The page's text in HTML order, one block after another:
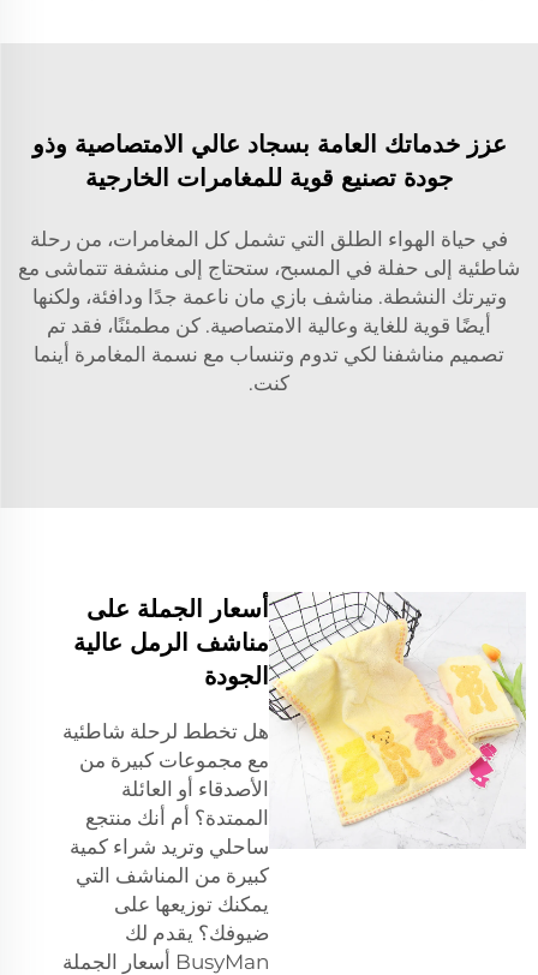
عزز خدماتك العامة بسجاد عالي الامتصاصية وذو
جودة تصنيع قوية للمغامرات الخارجية
في حياة الهواء الطلق التي تشمل كل المغامرات، من رحلة
شاطئية إلى حفلة في المسبح، ستحتاج إلى منشفة تتماشى مع
وتيرتك النشطة. مناشف بازي مان ناعمة جدًا ودافئة، ولكنها
أيضًا قوية للغاية وعالية الامتصاصية. كن مطمئنًا، فقد تم
تصميم مناشفنا لكي تدوم وتنساب مع نسمة المغامرة أينما
كنت.
أسعار الجملة على
مناشف الرمل عالية
الجودة
هل تخطط لرحلة شاطئية
مع مجموعات كبيرة من
الأصدقاء أو العائلة
الممتدة؟ أم أنك منتجع
ساحلي وتريد شراء كمية
كبيرة من المناشف التي
يمكنك توزيعها على
ضيوفك؟ يقدم لك
BusyMan أسعار الجملة